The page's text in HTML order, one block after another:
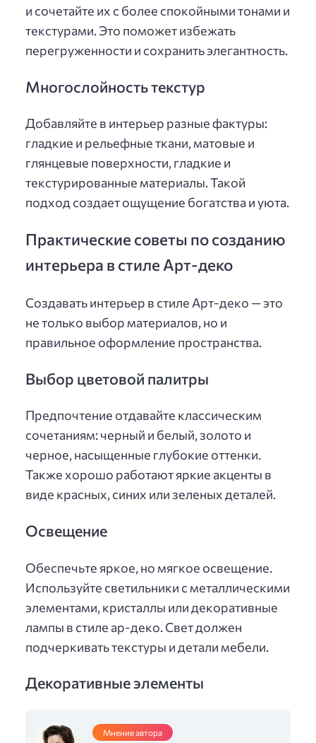
и сочетайте их с более спокойными тонами и
текстурами. Это поможет избежать
перегруженности и сохранить элегантность.
Многослойность текстур
Добавляйте в интерьер разные фактуры:
гладкие и рельефные ткани, матовые и
глянцевые поверхности, гладкие и
текстурированные материалы. Такой
подход создает ощущение богатства и уюта.
Практические советы по созданию
интерьера в стиле Арт-деко
Создавать интерьер в стиле Арт-деко — это
не только выбор материалов, но и
правильное оформление пространства.
Выбор цветовой палитры
Предпочтение отдавайте классическим
сочетаниям: черный и белый, золото и
черное, насыщенные глубокие оттенки.
Также хорошо работают яркие акценты в
виде красных, синих или зеленых деталей.
Освещение
Обеспечьте яркое, но мягкое освещение.
Используйте светильники с металлическими
элементами, кристаллы или декоративные
лампы в стиле ар-деко. Свет должен
подчеркивать текстуры и детали мебели.
Декоративные элементы
Мнение автора